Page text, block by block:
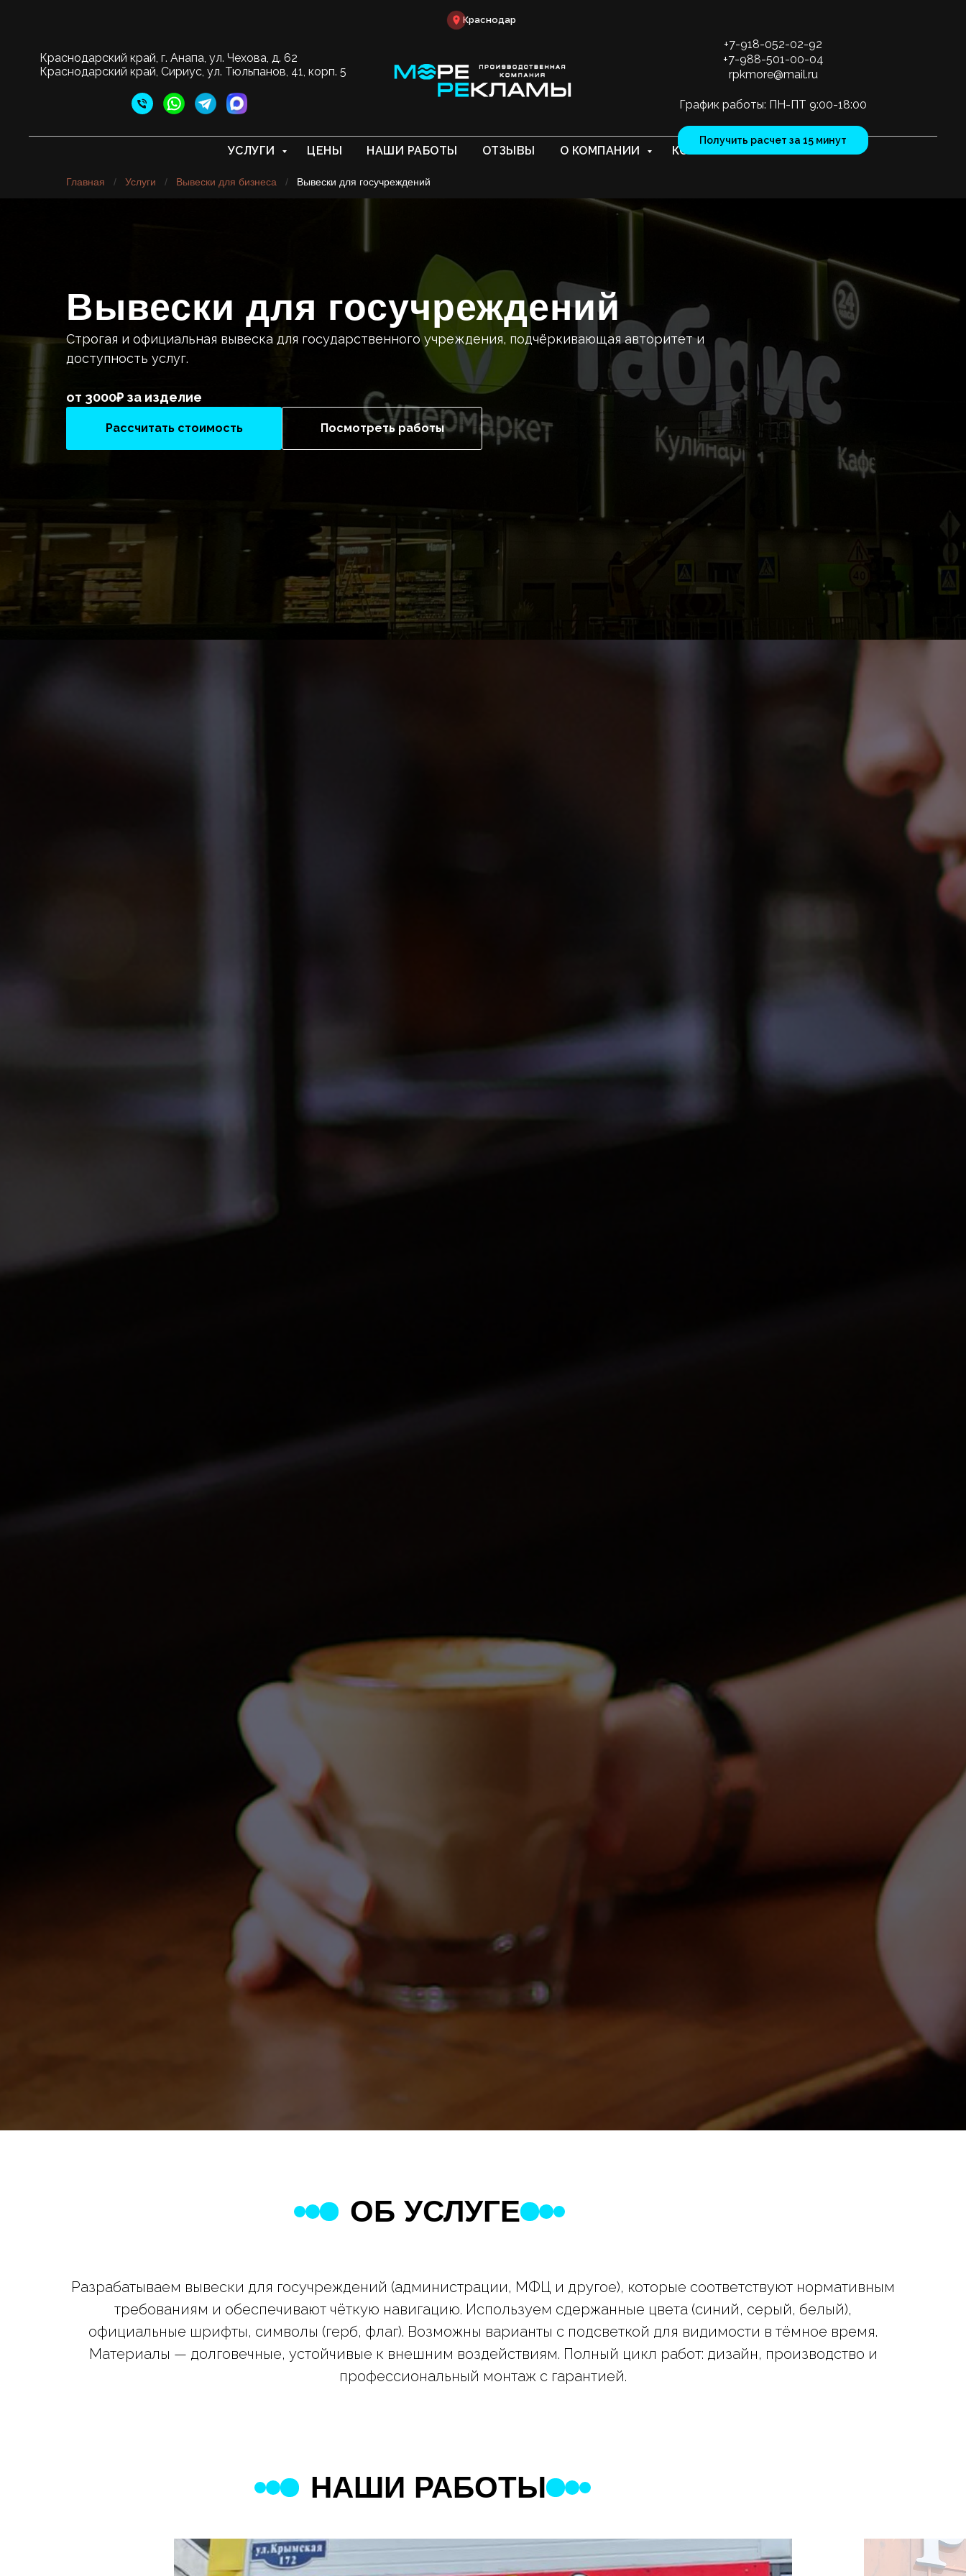
Краснодар
Краснодарский край, г. Анапа, ул. Чехова, д. 62
Краснодарский край, Сириус, ул. Тюльпанов, 41, корп. 5
+7-918-052-02-92
+7-988-501-00-04
rpkmore@mail.ru
График работы: ПН-ПТ 9:00-18:00
Получить расчет за 15 минут
УСЛУГИ ЦЕНЫ НАШИ РАБОТЫ ОТЗЫВЫ О КОМПАНИИ КОНТАКТЫ
Главная / Услуги / Вывески для бизнеса / Вывески для госучреждений
Вывески для госучреждений
Строгая и официальная вывеска для государственного учреждения, подчёркивающая авторитет и
доступность услуг.
от 3000₽ за изделие
Рассчитать стоимость Посмотреть работы
ОБ УСЛУГЕ
Разрабатываем вывески для госучреждений (администрации, МФЦ и другое), которые соответствуют нормативным
требованиям и обеспечивают чёткую навигацию. Используем сдержанные цвета (синий, серый, белый),
официальные шрифты, символы (герб, флаг). Возможны варианты с подсветкой для видимости в тёмное время.
Материалы — долговечные, устойчивые к внешним воздействиям. Полный цикл работ: дизайн, производство и
профессиональный монтаж с гарантией.
НАШИ РАБОТЫ